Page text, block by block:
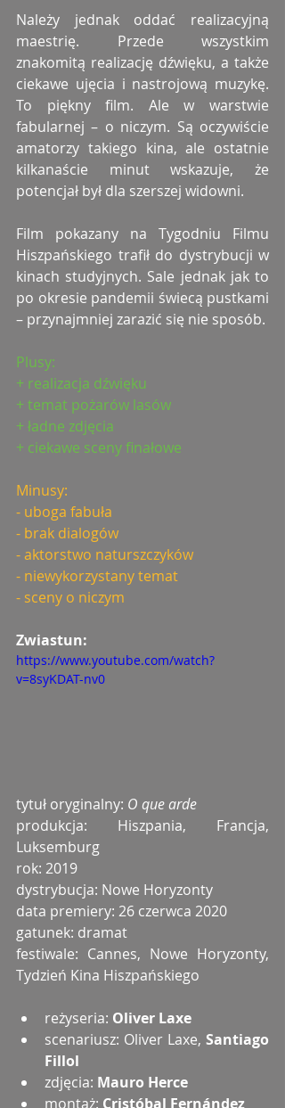
Należy jednak oddać realizacyjną
maestrię. Przede wszystkim
znakomitą realizację dźwięku, a także
ciekawe ujęcia i nastrojową muzykę.
To piękny film. Ale w warstwie
fabularnej – o niczym. Są oczywiście
amatorzy takiego kina, ale ostatnie
kilkanaście minut wskazuje, że
potencjał był dla szerszej widowni.
Film pokazany na Tygodniu Filmu
Hiszpańskiego trafił do dystrybucji w
kinach studyjnych. Sale jednak jak to
po okresie pandemii świecą pustkami
– przynajmniej zarazić się nie sposób.
Plusy:
+ realizacja dźwięku
+ temat pożarów lasów
+ ładne zdjęcia
+ ciekawe sceny finałowe
Minusy:
- uboga fabuła
- brak dialogów
- aktorstwo naturszczyków
- niewykorzystany temat
- sceny o niczym
Zwiastun:
https://www.youtube.com/watch?
v=8syKDAT-nv0
tytuł oryginalny: O que arde
produkcja: Hiszpania, Francja,
Luksemburg
rok: 2019
dystrybucja: Nowe Horyzonty
data premiery: 26 czerwca 2020
gatunek: dramat
festiwale: Cannes, Nowe Horyzonty,
Tydzień Kina Hiszpańskiego
reżyseria: Oliver Laxe
scenariusz: Oliver Laxe, Santiago
Fillol
zdjęcia: Mauro Herce
montaż: Cristóbal Fernández